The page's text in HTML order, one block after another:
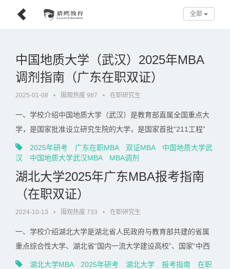
全部
中国地质大学（武汉）2025年MBA
调剂指南（广东在职双证）
2025-01-08 • 围观热度 987 • 在职研究生
一、学校介绍中国地质大学（武汉）是教育部直属全国重点大
学，是国家批准设立研究生院的大学，是国家首批“211工程”
“985优势学科创新平台”和“双一流”建设高校。学校以地球科学
为主要特色，学科涵盖理学、工学、文学、管理学、经济学、
法学、教育学、艺术学等门类，地质学、地质资源与地质工程2
个一级学科入选“双一流”建设学科。二......
2025年研考 广东在职MBA 双证MBA
中国地质大学武
汉
中国地质大学武汉MBA MBA调剂
湖北大学2025年广东MBA报考指南
（在职双证）
2024-10-13 • 围观热度 733 • 在职研究生
一、学校介绍湖北大学是湖北省人民政府与教育部共建的省属
重点综合性大学、湖北省“国内一流大学建设高校”、国家“中西
部高校基础能力建设工程”高校。二、培养学院与方向培养学
湖北大学MBA 2025年研考 湖北大学 报考指南
在职